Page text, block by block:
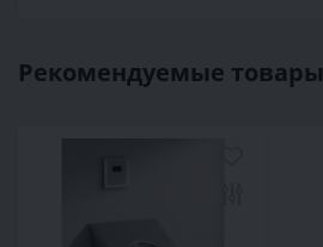
Рекомендуемые товары